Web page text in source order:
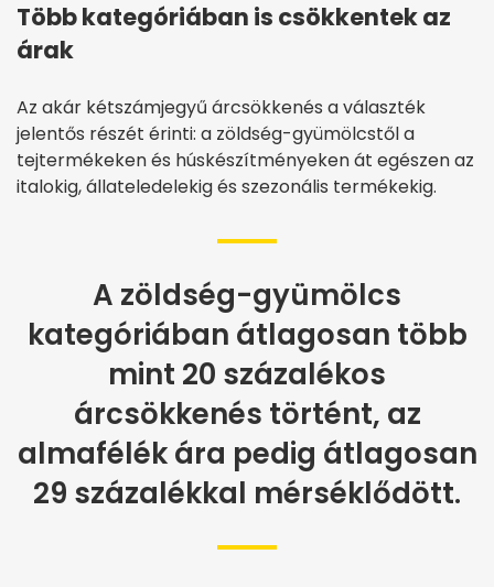
Több kategóriában is csökkentek az
árak
Az akár kétszámjegyű árcsökkenés a választék
jelentős részét érinti: a zöldség-gyümölcstől a
tejtermékeken és húskészítményeken át egészen az
italokig, állateledelekig és szezonális termékekig.
A zöldség-gyümölcs
kategóriában átlagosan több
mint 20 százalékos
árcsökkenés történt, az
almafélék ára pedig átlagosan
29 százalékkal mérséklődött.